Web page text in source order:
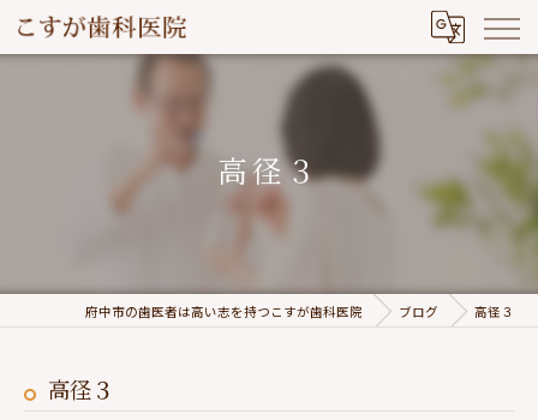
高径３
府中市の歯医者は高い志を持つこすが歯科医院 ブログ 高径３
高径３